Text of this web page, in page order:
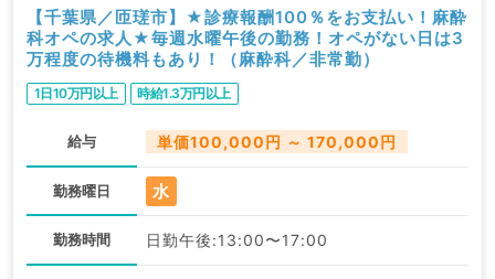
【千葉県／匝瑳市】★診療報酬100％をお支払い！麻酔
科オペの求人★毎週水曜午後の勤務！オペがない日は3
万程度の待機料もあり！（麻酔科／非常勤）
1日10万円以上 時給1.3万円以上
給与 単価100,000円 ～ 170,000円
勤務曜日 水
勤務時間 日勤午後:13:00〜17:00